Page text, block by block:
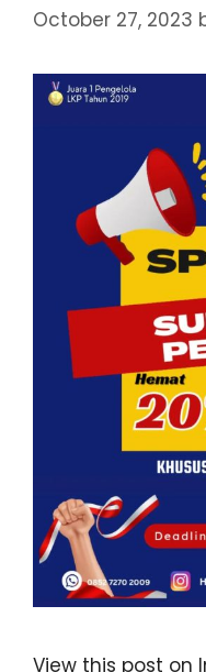
October 27, 2023
View this post on